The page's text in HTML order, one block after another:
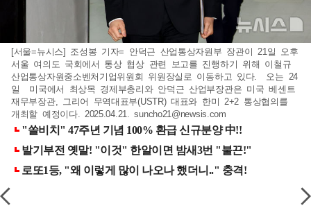
[서울=뉴시스] 조성봉 기자= 안덕근 산업통상자원부 장관이 21일 오후
서울 여의도 국회에서 통상 협상 관련 보고를 진행하기 위해 이철규
산업통상자원중소벤처기업위원회 위원장실로 이동하고 있다. 오는 24
일 미국에서 최상목 경제부총리와 안덕근 산업부장관은 미국 베센트
재무부장관, 그리어 무역대표부(USTR) 대표와 한미 2+2 통상협의를
개최할 예정이다. 2025.04.21.suncho21@newsis.com